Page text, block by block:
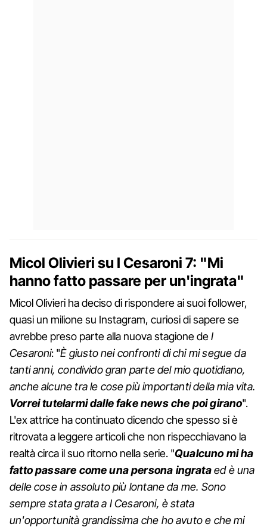
Micol Olivieri su I Cesaroni 7: "Mi
hanno fatto passare per un'ingrata"
Micol Olivieri ha deciso di rispondere ai suoi follower,
quasi un milione su Instagram, curiosi di sapere se
avrebbe preso parte alla nuova stagione deI
Cesaroni: "È giusto nei confronti di chi mi segue da
tanti anni, condivido gran parte del mio quotidiano,
anche alcune tra le cose più importanti della mia vita.
Vorrei tutelarmi dalle fake news che poi girano".
L'ex attrice ha continuato dicendo che spesso si è
ritrovata a leggere articoli che non rispecchiavano la
realtà circa il suo ritorno nella serie. "Qualcuno mi ha
fatto passare come una persona ingrataed è una
delle cose in assoluto più lontane da me. Sono
sempre stata grata a I Cesaroni, è stata
un'opportunità grandissima che ho avuto e che mi